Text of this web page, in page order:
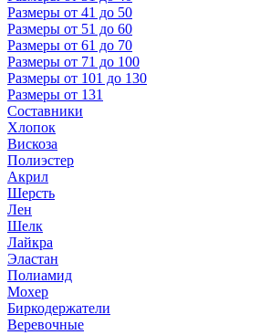
Размеры от 41 до 50
Размеры от 51 до 60
Размеры от 61 до 70
Размеры от 71 до 100
Размеры от 101 до 130
Размеры от 131
Составники
Хлопок
Вискоза
Полиэстер
Акрил
Шерсть
Лен
Шелк
Лайкра
Эластан
Полиамид
Мохер
Биркодержатели
Веревочные